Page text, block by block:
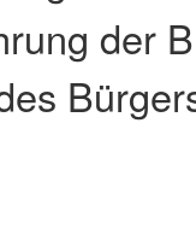
der